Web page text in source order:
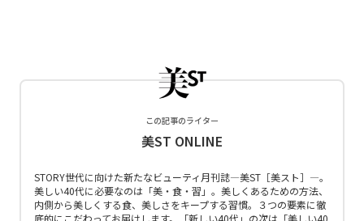
この記事のライター
美ST ONLINE
STORY世代に向けた新たなビューティ月刊誌―美ST［美スト］―。
美しい40代に必要なのは「美・食・習」。美しくあるための方法、
内側から美しくする食、美しさをキープする習慣。３つの要素に徹